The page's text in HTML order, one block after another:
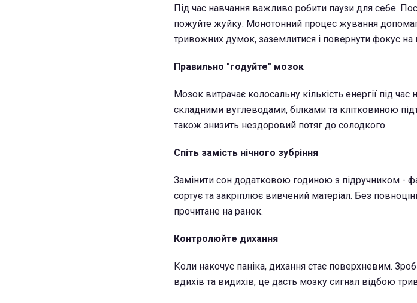
Під час навчання важливо робити паузи для себе.
пожуйте жуйку. Монотонний процес жування
тривожних думок, заземлитися і повернути фокус на
Правильно "годуйте" мозок
Мозок витрачає колосальну кількість енергії під
складними вуглеводами, білками та клітковиною
також знизить нездоровий потяг до солодкого.
Спіть замість нічного зубріння
Замінити сон додатковою годиною з підручником -
сортує та закріплює вивчений матеріал. Без
прочитане на ранок.
Контролюйте дихання
Коли накочує паніка, дихання стає поверхневим.
вдихів та видихів, це дасть мозку сигнал відбою